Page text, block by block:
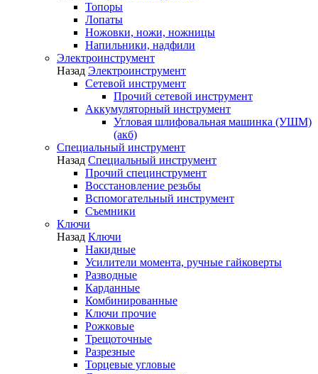
Топоры
Лопаты
Ножовки, ножи, ножницы
Напильники, надфили
Электроинструмент
Назад Электроинструмент
Сетевой инструмент
Прочий сетевой инструмент
Аккумуляторный инструмент
Угловая шлифовальная машинка (УШМ)
(акб)
Специальный инструмент
Назад Специальный инструмент
Прочий специнструмент
Восстановление резьбы
Вспомогательный инструмент
Съемники
Ключи
Назад Ключи
Накидные
Усилители момента, ручные гайковерты
Разводные
Карданные
Комбинированные
Ключи прочие
Рожковые
Трещоточные
Разрезные
Торцевые угловые